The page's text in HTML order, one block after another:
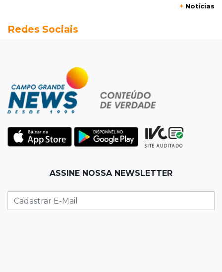
temporada reprodutiva no Pantanal
Após apagão, comerciantes contabilizam
prejuízos e buscam ressarcimento
11:55 Meio ambiente
ganhar dia oficial em MS
Dupla troca a 'sofrência' por alerta contra a
+ Notícias
Redes Sociais
ASSINE NOSSA NEWSLETTER